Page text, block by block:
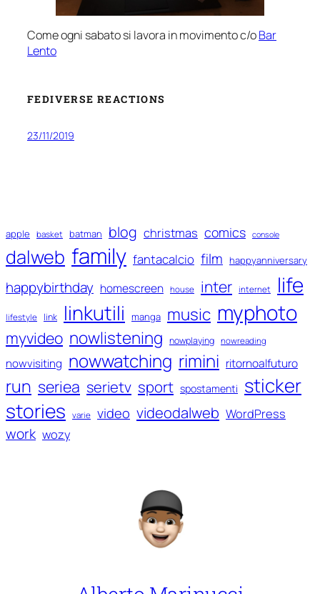
Come ogni sabato si lavora in movimento c/oBar
Lento
FEDIVERSE REACTIONS
23/11/2019
apple basket batman blog christmas comics console
dalweb family fantacalcio film happyanniversary
happybirthday homescreen house inter internet life
lifestyle link linkutili manga music myphoto
myvideo nowlistening nowplaying nowreading
nowvisiting nowwatching rimini ritornoalfuturo
run seriea serietv sport spostamenti sticker
stories
varie video videodalweb WordPress
work wozy